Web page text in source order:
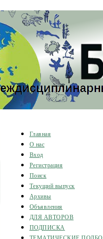
Главная
О нас
Вход
Регистрация
Поиск
Текущий выпуск
Архивы
Объявления
ДЛЯ АВТОРОВ
ПОДПИСКА